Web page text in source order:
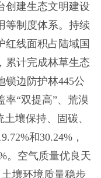
建生态文明建设
等制度体系。持续
红线面积占陆域国
累计完成林草生态
锁边防护林445公
率“双提高”、荒漠
壤保持、固碳、
和30.24%，
。空气质量优良天
壤环境质量稳步